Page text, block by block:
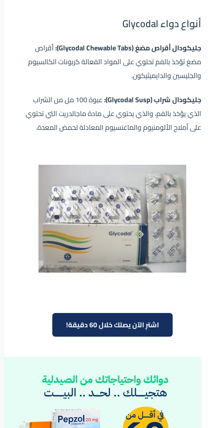
أنواع دواء Glycodal
جليكودال أقراص مضغ (Glycodal Chewable Tabs):
أقراص
مضغ تؤخذ بالفم تحتوي على المواد الفعالة كربونات الكالسيوم
والجليسين والدايميثيكون.
جليكودال شراب (Glycodal Susp):
عبوة 100 مل من الشراب
الذي يؤخذ بالفم، والذي يحتوي على مادة ماجالدريت التي تحتوي
على أملاح الألومنيوم والماغنسيوم المعادلة لحمض المعدة.
اشترِ الآن يصلك خلال 60 دقيقة!